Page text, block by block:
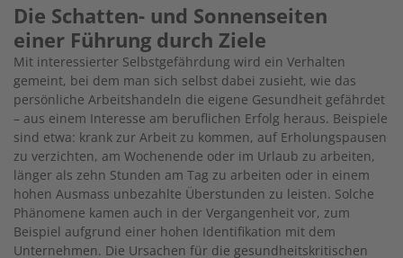
Die Schatten- und Sonnenseiten
einer Führung durch Ziele
Mit interessierter Selbstgefährdung wird ein Verhalten
gemeint, bei dem man sich selbst dabei zusieht, wie das
persönliche Arbeitshandeln die eigene Gesundheit gefährdet
– aus einem Interesse am beruflichen Erfolg heraus. Beispiele
sind etwa: krank zur Arbeit zu kommen, auf Erholungspausen
zu verzichten, am Wochenende oder im Urlaub zu arbeiten,
länger als zehn Stunden am Tag zu arbeiten oder in einem
hohen Ausmass unbezahlte Überstunden zu leisten. Solche
Phänomene kamen auch in der Vergangenheit vor, zum
Beispiel aufgrund einer hohen Identifikation mit dem
Unternehmen. Die Ursachen für die gesundheitskritischen